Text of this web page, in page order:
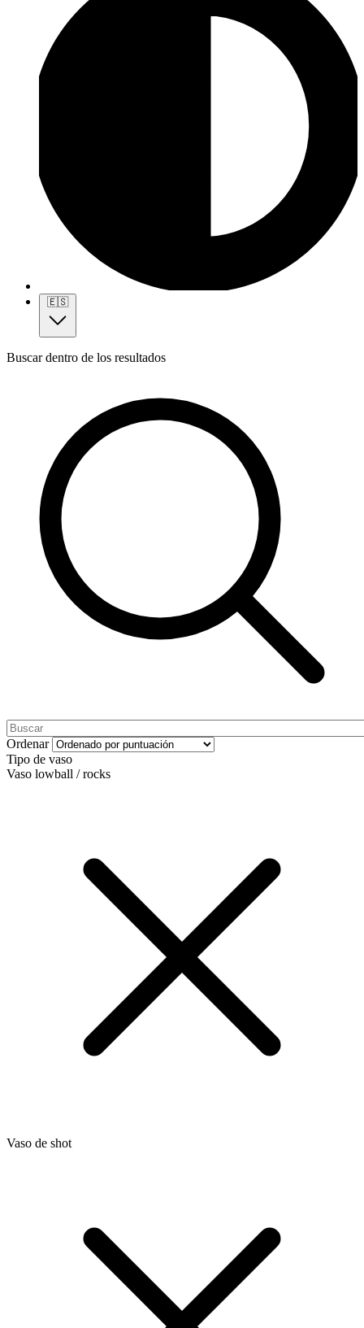
🇪🇸
Buscar dentro de los resultados
Ordenar
Tipo de vaso
Vaso lowball / rocks
Vaso de shot